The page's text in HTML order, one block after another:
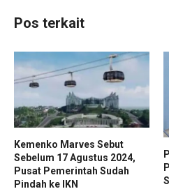
Pos terkait
Kemenko Marves Sebut
Sebelum 17 Agustus 2024,
Pusat Pemerintah Sudah
Pindah ke IKN